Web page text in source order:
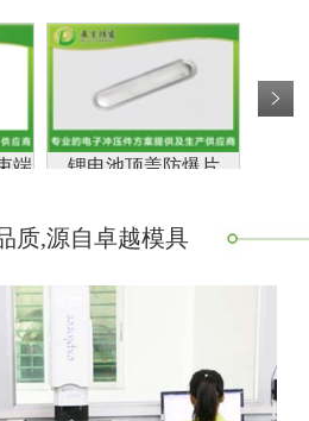
铜薄片铝薄片
端
锂电池顶盖防爆片
质,源自卓越模具